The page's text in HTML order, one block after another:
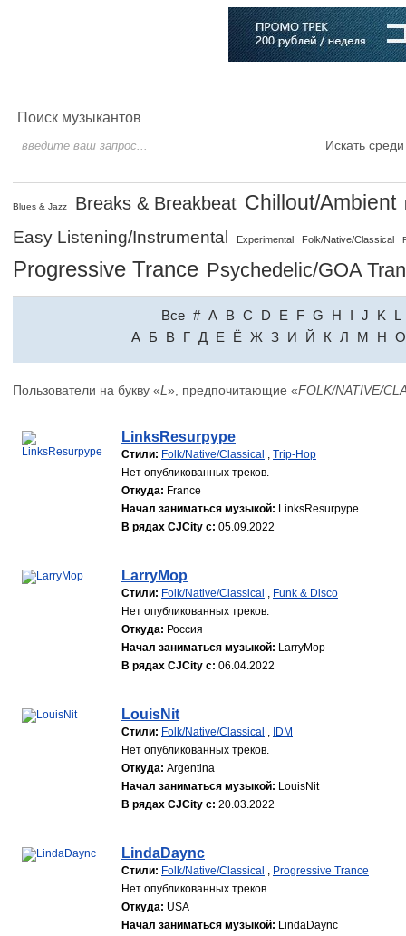
Поиск музыкантов
Искать
Blues & Jazz Breaks & Breakbeat Chillout/Ambient
Easy Listening/Instrumental Experimental Folk/Native/Classical
Progressive Trance Psychedelic/GOA
Все # A B C D E F G H I J K
L
A Б В Г Д Е Ё Ж З И Й К Л М Н О
Пользователи на букву «L », предпочитающие «FOLK/NATIVE/
LinksResurpype
Стили: Folk/Native/Classical , Trip-Hop
Нет опубликованных треков.
Откуда: France
Начал заниматься музыкой: LinksResurpype
В рядах CJCity с: 05.09.2022
LarryMop
Стили: Folk/Native/Classical , Funk & Disco
Нет опубликованных треков.
Откуда: Россия
Начал заниматься музыкой: LarryMop
В рядах CJCity с: 06.04.2022
LouisNit
Стили: Folk/Native/Classical , IDM
Нет опубликованных треков.
Откуда: Argentina
Начал заниматься музыкой: LouisNit
В рядах CJCity с: 20.03.2022
LindaDaync
Стили: Folk/Native/Classical , Progressive Trance
Нет опубликованных треков.
Откуда: USA
Начал заниматься музыкой: LindaDaync